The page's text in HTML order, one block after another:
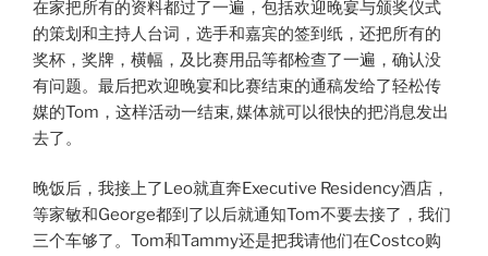
在家把所有的资料都过了一遍，包括欢迎晚宴与颁奖仪式
的策划和主持人台词，选手和嘉宾的签到纸，还把所有的
奖杯，奖牌，横幅，及比赛用品等都检查了一遍，确认没
有问题。最后把欢迎晚宴和比赛结束的通稿发给了轻松传
媒的Tom，这样活动一结束, 媒体就可以很快的把消息发出
去了。
晚饭后，我接上了Leo就直奔Executive Residency酒店，
等家敏和George都到了以后就通知Tom不要去接了，我们
三个车够了。Tom和Tammy还是把我请他们在Costco购